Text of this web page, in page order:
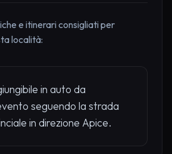
e itinerari consigliati per
località:
in auto da
seguendo la strada
in direzione Apice.